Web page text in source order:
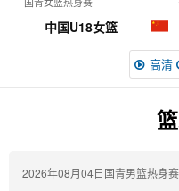
中国U18女篮
高清
2026年08月04日国青男篮热身